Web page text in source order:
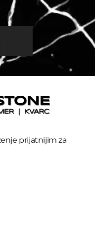
prijatnijim za